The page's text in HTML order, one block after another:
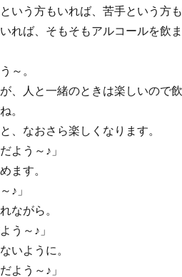
う方もいれば、苦手という方も
れば、そもそもアルコールを飲
～。
、人と一緒のときは楽しいので飲
。
、なおさら楽しくなります。
よう～♪」
ます。
♪」
ながら。
う～♪」
いように。
よう～♪」